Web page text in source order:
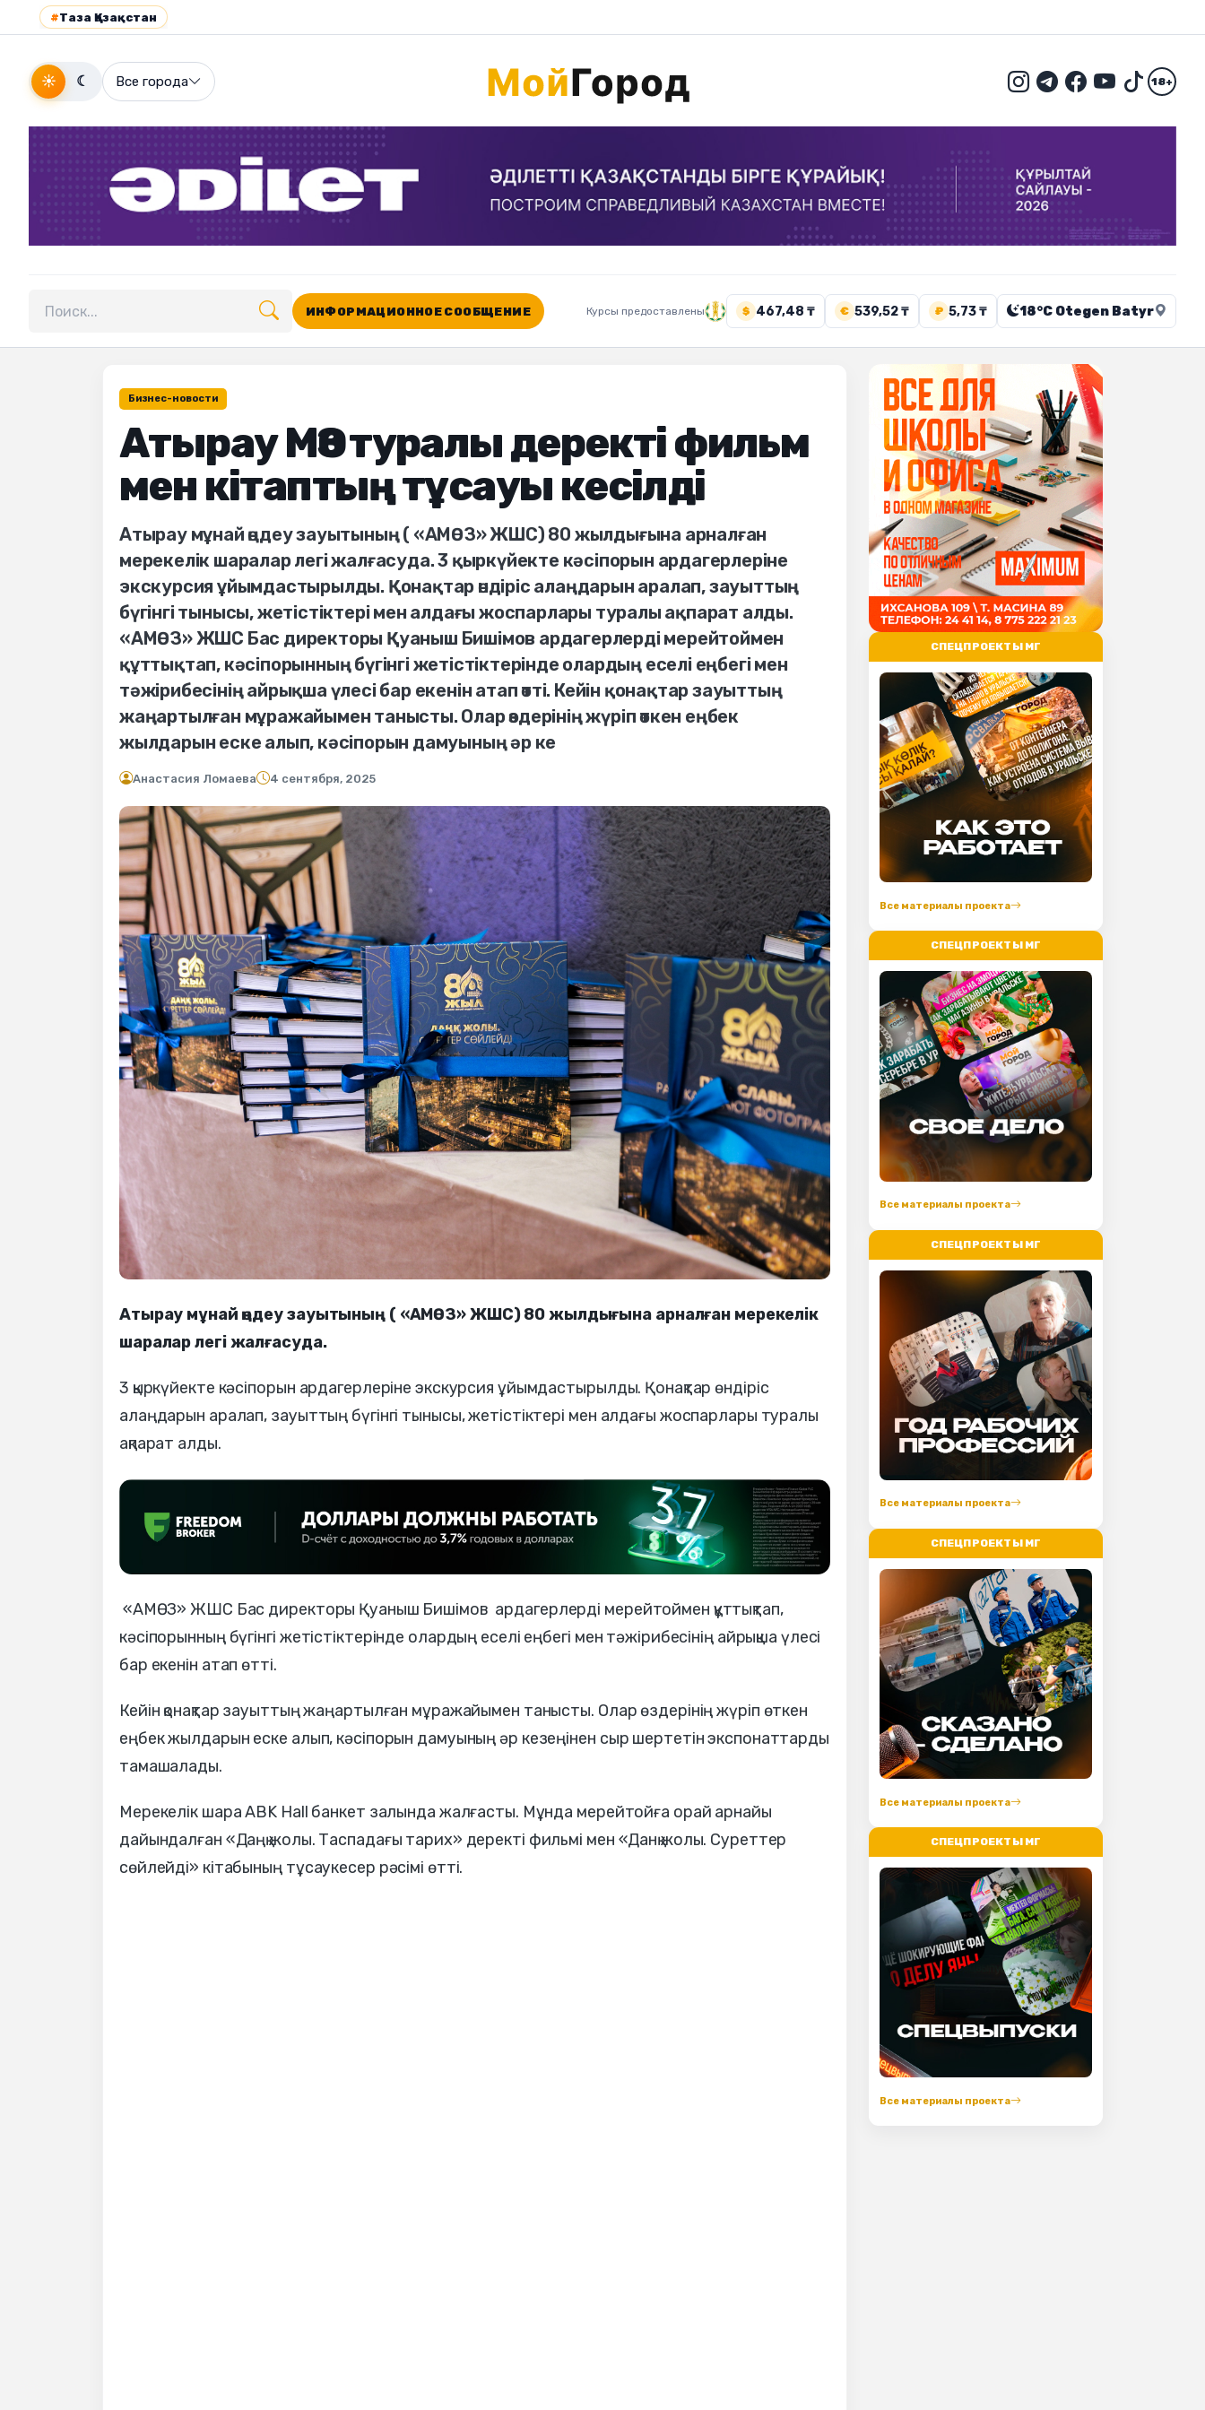
#Таза Қазақстан
☀ ☾ Все города 18+
Поиск по сайту
ИНФОРМАЦИОННОЕ СООБЩЕНИЕ Курсы предоставлены $ 467,48 ₸ € 539,52 ₸ ₽ 5,73 ₸ 18°C Otegen Batyr
Бизнес-новости
Атырау МӨЗ туралы деректі фильм
мен кітаптың тұсауы кесілді
Атырау мұнай өңдеу зауытының ( «АМӨЗ» ЖШС) 80 жылдығына арналған
мерекелік шаралар легі жалғасуда. 3 қыркүйекте кәсіпорын ардагерлеріне
экскурсия ұйымдастырылды. Қонақтар өндіріс алаңдарын аралап, зауыттың
бүгінгі тынысы, жетістіктері мен алдағы жоспарлары туралы ақпарат алды.
«АМӨЗ» ЖШС Бас директоры Қуаныш Бишімов ардагерлерді мерейтоймен
құттықтап, кәсіпорынның бүгінгі жетістіктерінде олардың еселі еңбегі мен
тәжірибесінің айрықша үлесі бар екенін атап өтті. Кейін қонақтар зауыттың
жаңартылған мұражайымен танысты. Олар өздерінің жүріп өткен еңбек
жылдарын еске алып, кәсіпорын дамуының әр ке
Анастасия Ломаева 4 сентября, 2025
Атырау мұнай өңдеу зауытының ( «АМӨЗ» ЖШС) 80 жылдығына арналған мерекелік
шаралар легі жалғасуда.
3 қыркүйекте кәсіпорын ардагерлеріне экскурсия ұйымдастырылды. Қонақтар өндіріс
алаңдарын аралап, зауыттың бүгінгі тынысы, жетістіктері мен алдағы жоспарлары туралы
ақпарат алды.
«АМӨЗ» ЖШС Бас директоры Қуаныш Бишімов ардагерлерді мерейтоймен құттықтап,
кәсіпорынның бүгінгі жетістіктерінде олардың еселі еңбегі мен тәжірибесінің айрықша үлесі
бар екенін атап өтті.
Кейін қонақтар зауыттың жаңартылған мұражайымен танысты. Олар өздерінің жүріп өткен
еңбек жылдарын еске алып, кәсіпорын дамуының әр кезеңінен сыр шертетін экспонаттарды
тамашалады.
Мерекелік шара ABK Hall банкет залында жалғасты. Мұнда мерейтойға орай арнайы
дайындалған «Даңқ жолы. Таспадағы тарих» деректі фильмі мен «Данқ жолы. Суреттер
сөйлейді» кітабының тұсаукесер рәсімі өтті.
СПЕЦПРОЕКТЫ МГ
Все материалы проекта
СПЕЦПРОЕКТЫ МГ
Все материалы проекта
СПЕЦПРОЕКТЫ МГ
Все материалы проекта
СПЕЦПРОЕКТЫ МГ
Все материалы проекта
СПЕЦПРОЕКТЫ МГ
Все материалы проекта